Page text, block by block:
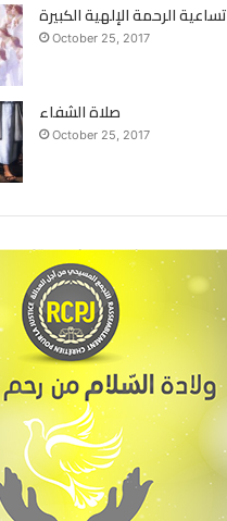
تساعية الرحمة الإلهية الكبيرة
October 25, 2017
صلاة الشفاء
October 25, 2017